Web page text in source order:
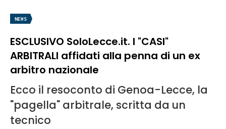
NEWS
ESCLUSIVO SoloLecce.it. I "CASI"
ARBITRALI affidati alla penna di un ex
arbitro nazionale
Ecco il resoconto di Genoa-Lecce, la
"pagella" arbitrale, scritta da un
tecnico